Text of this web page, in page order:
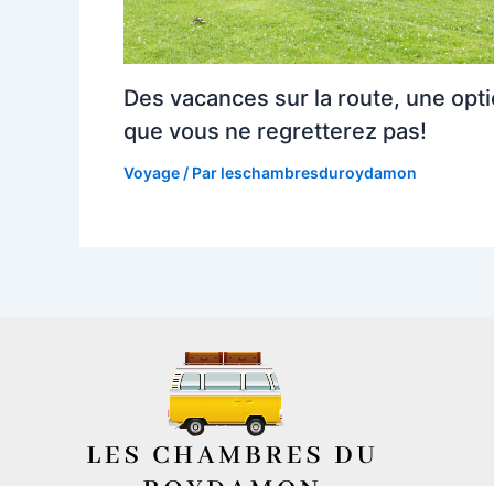
Des vacances sur la route, une
que vous ne regretterez pas!
Voyage / Par leschambresduroydamon